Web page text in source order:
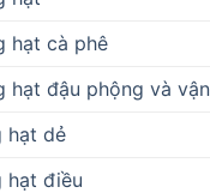
hạt cà phê
hạt đậu phộng và
hạt dẻ
hạt điều